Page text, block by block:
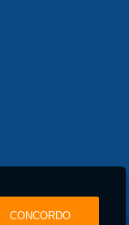
CONCORDO